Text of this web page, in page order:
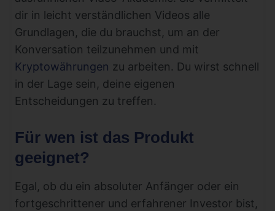
dir in leicht verständlichen Videos alle
Grundlagen, die du brauchst, um an der
Konversation teilzunehmen und mit
Kryptowährungen zu arbeiten. Du wirst schnell
in der Lage sein, deine eigenen
Entscheidungen zu treffen.
Für wen ist das Produkt
geeignet?
Egal, ob du ein absoluter Anfänger oder ein
fortgeschrittener und erfahrener Investor bist,